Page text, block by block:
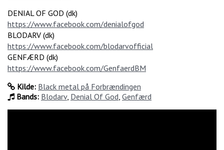
DENIAL OF GOD (dk)
https://www.facebook.com/denialofgod
BLODARV (dk)
https://www.facebook.com/blodarvofficial
GENFÆRD (dk)
https://www.facebook.com/GenfaerdBM
Kilde: Black metal på Forbrændingen
Bands: Blodarv, Denial Of God, Genfærd